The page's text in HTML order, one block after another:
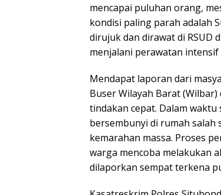
mencapai puluhan orang,
kondisi paling parah adalah
dirujuk dan dirawat di RSUD
menjalani perawatan intensif
Mendapat laporan dari
Buser Wilayah Barat
tindakan cepat. Dalam
bersembunyi di rumah
kemarahan massa. Proses
warga mencoba melakukan
dilaporkan sempat terkena